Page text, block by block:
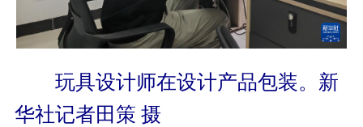
玩具设计师在设计产品包装。新
华社记者田策 摄